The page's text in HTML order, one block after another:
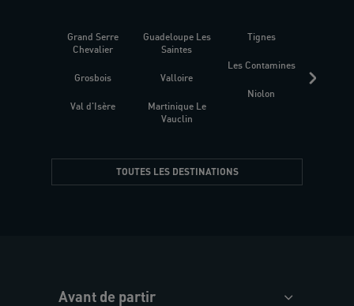
Grand Serre
Chevalier
Grosbois
Val d'Isère
Guadeloupe Les
Saintes
Valloire
Martinique Le
Vauclin
Tignes
Les Contamines
Niolon
TOUTES LES DESTINATIONS
Avant de partir